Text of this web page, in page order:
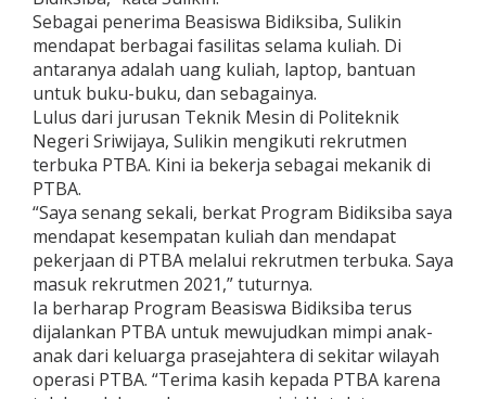
Sebagai penerima Beasiswa Bidiksiba, Sulikin
mendapat berbagai fasilitas selama kuliah. Di
antaranya adalah uang kuliah, laptop, bantuan
untuk buku-buku, dan sebagainya.
Lulus dari jurusan Teknik Mesin di Politeknik
Negeri Sriwijaya, Sulikin mengikuti rekrutmen
terbuka PTBA. Kini ia bekerja sebagai mekanik di
PTBA.
“Saya senang sekali, berkat Program Bidiksiba saya
mendapat kesempatan kuliah dan mendapat
pekerjaan di PTBA melalui rekrutmen terbuka. Saya
masuk rekrutmen 2021,” tuturnya.
Ia berharap Program Beasiswa Bidiksiba terus
dijalankan PTBA untuk mewujudkan mimpi anak-
anak dari keluarga prasejahtera di sekitar wilayah
operasi PTBA. “Terima kasih kepada PTBA karena